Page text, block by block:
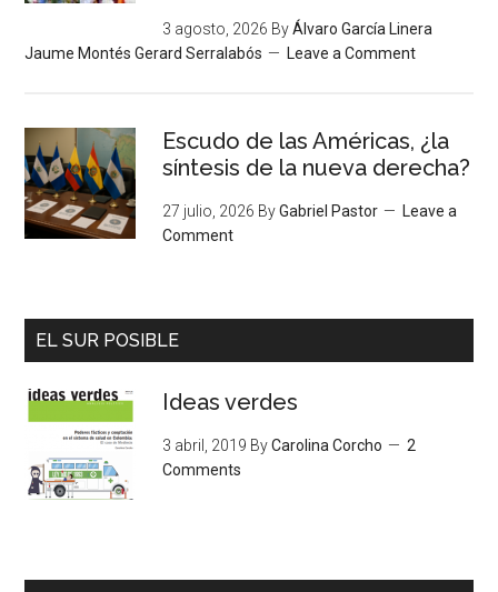
3 agosto, 2026 ByÁlvaro García Linera
Jaume Montés Gerard Serralabós
Leave a Comment
Escudo de las Américas, ¿la
síntesis de la nueva derecha?
27 julio, 2026 ByGabriel Pastor
Leave a
Comment
EL SUR POSIBLE
Ideas verdes
3 abril, 2019 ByCarolina Corcho
2
Comments